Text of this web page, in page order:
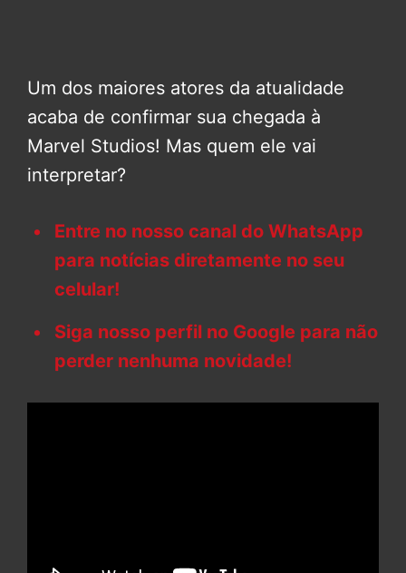
Um dos maiores atores da atualidade
acaba de confirmar sua chegada à
Marvel Studios! Mas quem ele vai
interpretar?
Entre no nosso canal do WhatsApp
para notícias diretamente no seu
celular!
Siga nosso perfil no Google para não
perder nenhuma novidade!